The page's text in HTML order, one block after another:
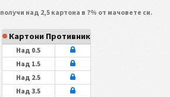
получи над 2,5 картона в ?% от мачовете си.
Картони Противник
Над 0.5
Над 1.5
Над 2.5
Над 3.5